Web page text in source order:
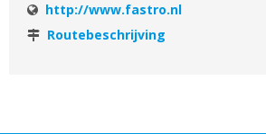
http://www.fastro.nl
Routebeschrijving